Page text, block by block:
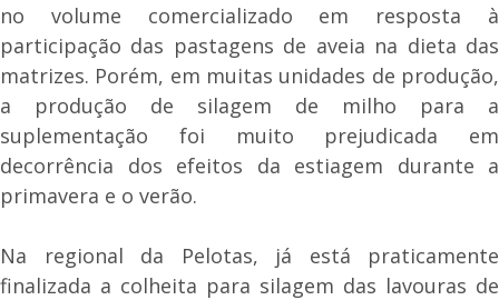
no volume comercializado em resposta à
participação das pastagens de aveia na dieta das
matrizes. Porém, em muitas unidades de produção,
a produção de silagem de milho para a
suplementação foi muito prejudicada em
decorrência dos efeitos da estiagem durante a
primavera e o verão.
Na regional da Pelotas, já está praticamente
finalizada a colheita para silagem das lavouras de